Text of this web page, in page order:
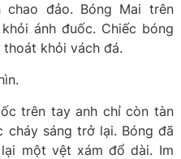
chao đảo. Bóng Mai trên
ánh đuốc. Chiếc bóng
khỏi vách đá.
trên tay anh chỉ còn tàn
cháy sáng trở lại. Bóng đã
một vệt xám đổ dài. Im